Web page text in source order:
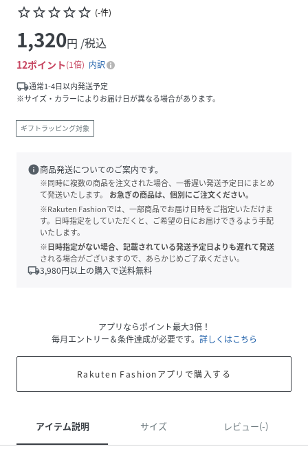
star_borderstar_borderstar_borderstar_borderstar_border (-件)
1,320円 /税込
12ポイント 1倍
内訳
local_shipping通常1-4日以内発送予定
※サイズ・カラーによりお届け日が異なる場合があります。
ギフトラッピング対象
info商品発送についてのご案内です。
※同時に複数の商品を注文された場合、一番遅い発送予定日にまとめ
て発送いたします。
お急ぎの商品は、個別にご注文ください。
※Rakuten Fashionでは、一部商品でお届け日時をご指定いただけま
す。日時指定をしていただくと、ご希望の日にお届けできるよう手配
いたします。
※日時指定がない場合、記載されている発送予定日よりも遅れて発送
される場合がございますので、あらかじめご了承ください。
local_shipping3,980円以上の購入で送料無料
アプリならポイント最大3倍！
毎月エントリー＆条件達成が必要です。 詳しくはこちら
Rakuten Fashionアプリで購入する
アイテム説明 サイズ レビュー(-)